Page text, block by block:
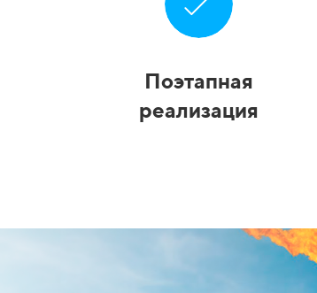
Поэтапная
реализация